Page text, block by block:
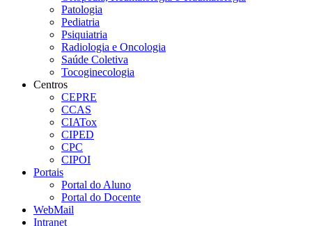
Patologia
Pediatria
Psiquiatria
Radiologia e Oncologia
Saúde Coletiva
Tocoginecologia
Centros
CEPRE
CCAS
CIATox
CIPED
CPC
CIPOI
Portais
Portal do Aluno
Portal do Docente
WebMail
Intranet